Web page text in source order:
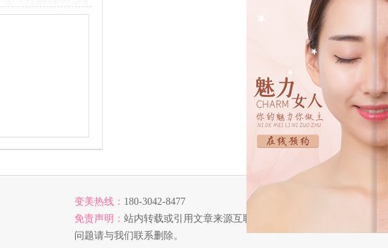
变美热线： 180-3042-8477
免责声明： 站内转载或引用文章来源互联网，若涉及版权
问题请与我们联系删除。